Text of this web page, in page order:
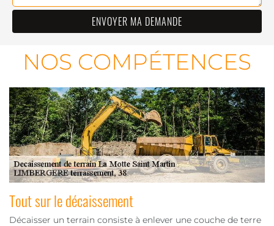
NOS COMPÉTENCES
Tout sur le décaissement
Décaisser un terrain consiste à enlever une couche de terre